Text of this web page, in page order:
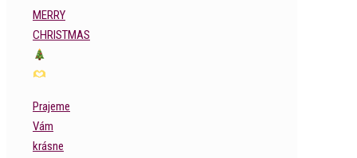
MERRY
CHRISTMAS
Prajeme
Vám
krásne